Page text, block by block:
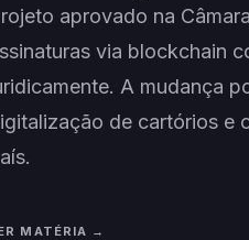
aprovado na
via blockchain
A mudança
de cartórios e
MATÉRIA →